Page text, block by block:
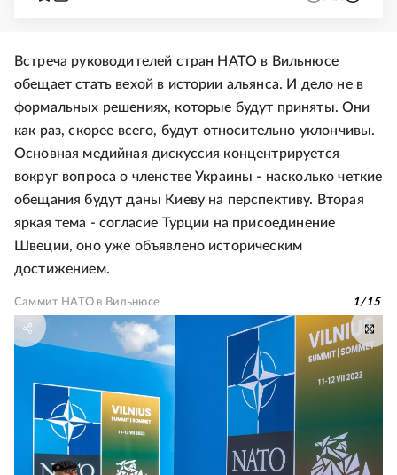
Встреча руководителей стран НАТО в Вильнюсе
обещает стать вехой в истории альянса. И дело не в
формальных решениях, которые будут приняты. Они
как раз, скорее всего, будут относительно уклончивы.
Основная медийная дискуссия концентрируется
вокруг вопроса о членстве Украины - насколько четкие
обещания будут даны Киеву на перспективу. Вторая
яркая тема - согласие Турции на присоединение
Швеции, оно уже объявлено историческим
достижением.
Саммит НАТО в Вильнюсе 1/15